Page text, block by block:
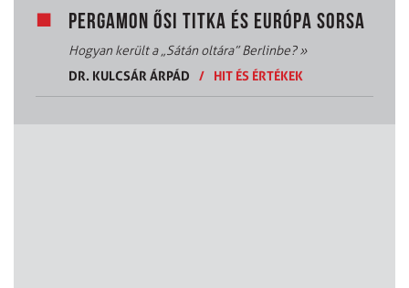
PERGAMON ŐSI TITKA ÉS EURÓPA SORSA
Hogyan került a „Sátán oltára” Berlinbe?»
DR. KULCSÁR ÁRPÁD
/ HIT ÉS ÉRTÉKEK